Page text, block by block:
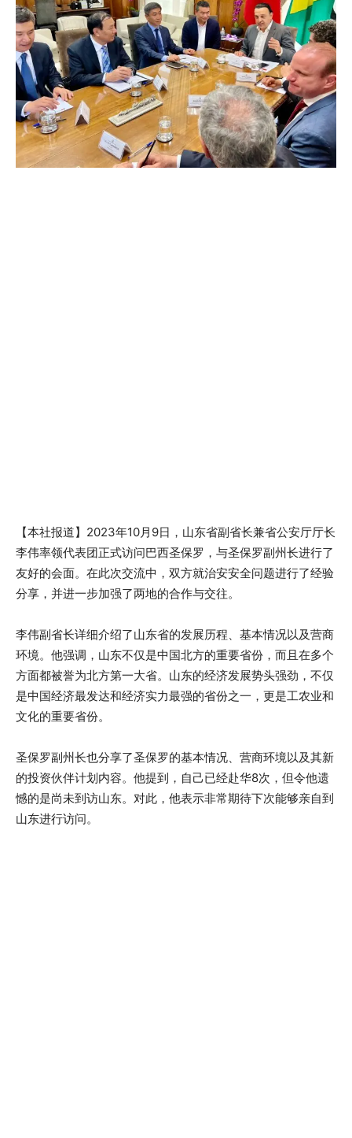
【本社报道】2023年10月9日，山东省副省长兼省公安厅厅长
李伟率领代表团正式访问巴西圣保罗，与圣保罗副州长进行了
友好的会面。在此次交流中，双方就治安安全问题进行了经验
分享，并进一步加强了两地的合作与交往。
李伟副省长详细介绍了山东省的发展历程、基本情况以及营商
环境。他强调，山东不仅是中国北方的重要省份，而且在多个
方面都被誉为北方第一大省。山东的经济发展势头强劲，不仅
是中国经济最发达和经济实力最强的省份之一，更是工农业和
文化的重要省份。
圣保罗副州长也分享了圣保罗的基本情况、营商环境以及其新
的投资伙伴计划内容。他提到，自己已经赴华8次，但令他遗
憾的是尚未到访山东。对此，他表示非常期待下次能够亲自到
山东进行访问。